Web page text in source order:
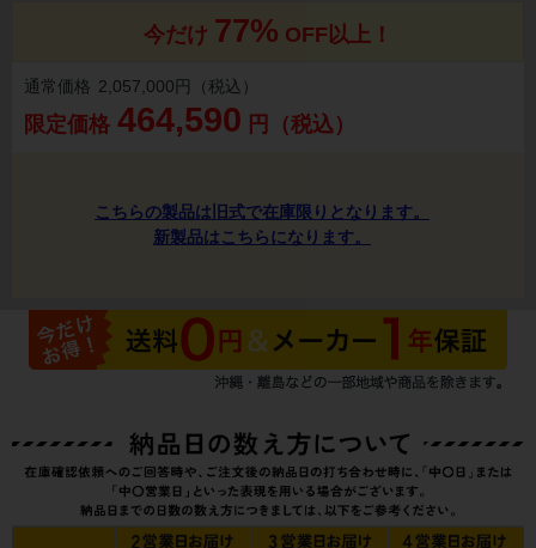
今だけ 77% OFF以上！
通常価格 2,057,000円（税込）
限定価格 464,590 円（税込）
こちらの製品は旧式で在庫限りとなります。
新製品はこちらになります。